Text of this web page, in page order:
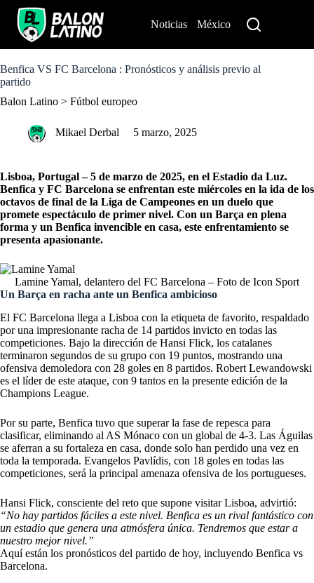
o
c
n
Noticias México
Benfica VS FC Barcelona : Pronósticos y análisis previo al
partido
Balon Latino > Fútbol europeo
Mikael Derbal 5 marzo, 2025
Lisboa, Portugal – 5 de marzo de 2025, en el Estadio da Luz.
Benfica y FC Barcelona se enfrentan este miércoles en la ida de los
octavos de final de la Liga de Campeones en un duelo que
promete espectáculo de primer nivel. Con un Barça en plena
forma y un Benfica invencible en casa, este enfrentamiento se
presenta apasionante.
Lamine Yamal, delantero del FC Barcelona – Foto de Icon Sport
Un Barça en racha ante un Benfica ambicioso
El FC Barcelona llega a Lisboa con la etiqueta de favorito, respaldado
por una impresionante racha de 14 partidos invicto en todas las
competiciones. Bajo la dirección de Hansi Flick, los catalanes
terminaron segundos de su grupo con 19 puntos, mostrando una
ofensiva demoledora con 28 goles en 8 partidos. Robert Lewandowski
es el líder de este ataque, con 9 tantos en la presente edición de la
Champions League.
Por su parte, Benfica tuvo que superar la fase de repesca para
clasificar, eliminando al AS Mónaco con un global de 4-3. Las Águilas
se aferran a su fortaleza en casa, donde solo han perdido una vez en
toda la temporada. Evangelos Pavlídis, con 18 goles en todas las
competiciones, será la principal amenaza ofensiva de los portugueses.
Hansi Flick, consciente del reto que supone visitar Lisboa, advirtió:
“No hay partidos fáciles a este nivel. Benfica es un rival fantástico con
un estadio que genera una atmósfera única. Tendremos que estar a
nuestro mejor nivel.”
Aquí están los pronósticos del partido de hoy, incluyendo Benfica vs
Barcelona.